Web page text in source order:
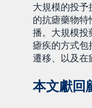
大規模的投
的抗瘧藥物
播。大規模投
瘧疾的方式包
遷移、以及在
本文獻回